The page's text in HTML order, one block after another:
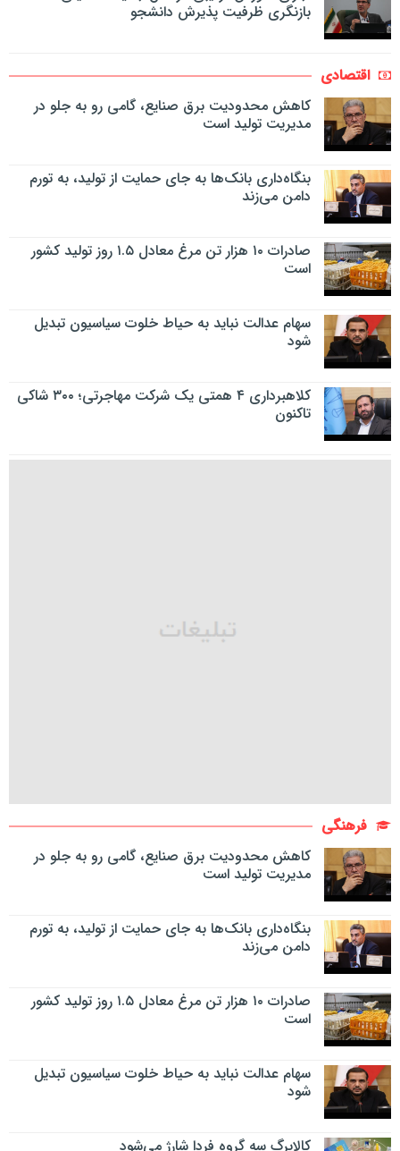
بازنگری ظرفیت پذیرش دانشجو
اقتصادی
کاهش محدودیت برق صنایع، گامی رو به جلو در
مدیریت تولید است
بنگاه‌داری بانک‌ها به جای حمایت از تولید، به تورم
دامن می‌زند
صادرات ۱۰ هزار تن مرغ معادل ۱.۵ روز تولید کشور
است
سهام عدالت نباید به حیاط خلوت سیاسیون تبدیل
شود
کلاهبرداری ۴ همتی یک شرکت مهاجرتی؛ ۳۰۰ شاکی
تاکنون
فرهنگی
کاهش محدودیت برق صنایع، گامی رو به جلو در
مدیریت تولید است
بنگاه‌داری بانک‌ها به جای حمایت از تولید، به تورم
دامن می‌زند
صادرات ۱۰ هزار تن مرغ معادل ۱.۵ روز تولید کشور
است
سهام عدالت نباید به حیاط خلوت سیاسیون تبدیل
شود
کالابرگ سه گروه فردا شارژ می‌شود